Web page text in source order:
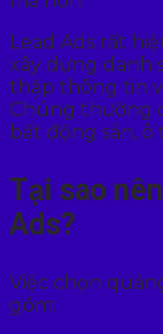
Lead Ads rất
xây dựng danh
thập thông tin
Chúng thường
bất động sản, ô
Tại sao
Ads?
Việc chọn
gồm: